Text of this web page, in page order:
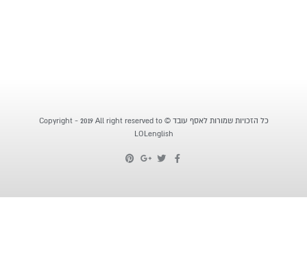
כל הזכויות שמורות לאסף עובד © Copyright - 2019 All right reserved to
LOLenglish